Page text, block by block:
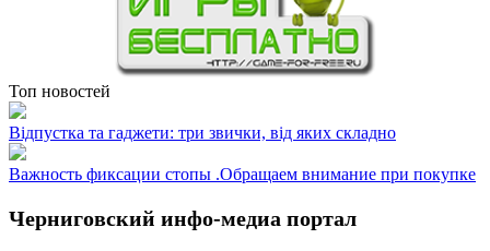
Топ новостей
Відпустка та гаджети: три звички, від яких складно
Важность фиксации стопы .Обращаем внимание при покупке
Черниговский инфо-медиа портал